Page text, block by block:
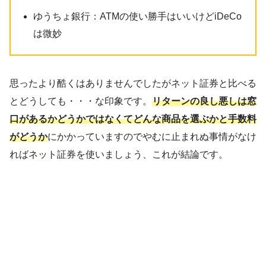
ゆうちょ銀行：ATMの使い勝手はいいけどiDeCo
は微妙
思ったより酷くはありませんでしたがネット証券と比べる
とどうしても・・・な印象です。 リターンの良し悪しは窓
口があるかどうかではなくてどんな商品を選ぶかと手数料
がどうかにかかっていますのでやむに止まれぬ事情がなけ
ればネット証券を使いましょう、これが結論です。